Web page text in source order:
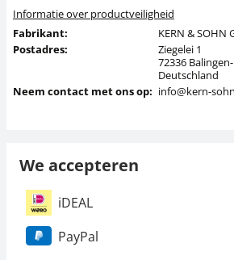
Informatie over productveiligheid
Fabrikant:
KERN & SOHN
Postadres:
Ziegelei 1
72336
Deutschland
Neem contact met ons op: info@kern-
We accepteren
iDEAL
PayPal